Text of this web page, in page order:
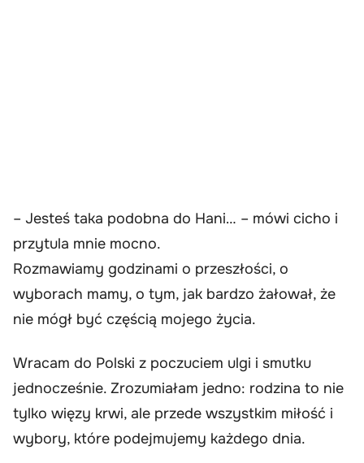
– Jesteś taka podobna do Hani… – mówi cicho i
przytula mnie mocno.
Rozmawiamy godzinami o przeszłości, o
wyborach mamy, o tym, jak bardzo żałował, że
nie mógł być częścią mojego życia.
Wracam do Polski z poczuciem ulgi i smutku
jednocześnie. Zrozumiałam jedno: rodzina to nie
tylko więzy krwi, ale przede wszystkim miłość i
wybory, które podejmujemy każdego dnia.